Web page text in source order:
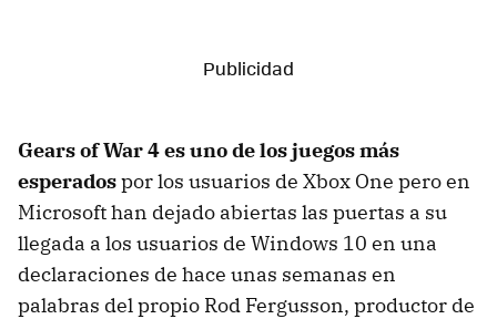
Gears of War 4 es uno de los juegos más
esperadospor los usuarios de Xbox One pero en
Microsoft han dejado abiertas las puertas a su
llegada a los usuarios de Windows 10 en una
declaraciones de hace unas semanas en
palabras del propio Rod Fergusson, productor de